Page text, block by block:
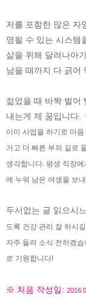
저를 포함한 많은 자
영될 수 있는 시스템
삶을 위해 달려나아
남을 때까지 다 긁어
젊었을 때 바짝 벌어
내는게 제 꿈입니다.
이미 사업을 하기로 마
거고 더 빠른 부의 길로
생각합니다. 평생 직장
에 누워 남은 여생을 보
두서없는 글 읽으시
도록 건강 관리 잘 하시
자주 들려 소식 전하겠습
로 기원합니다!
※ 처음 작성일: